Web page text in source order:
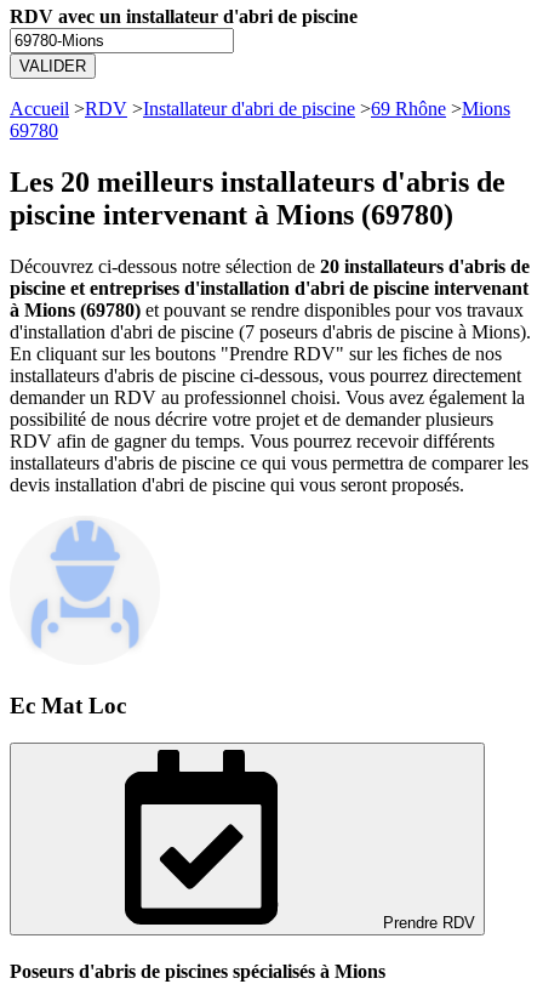
RDV avec un installateur d'abri de piscine
VALIDER
Accueil >RDV >Installateur d'abri de piscine >69 Rhône >Mions
69780
Les 20 meilleurs installateurs d'abris de
piscine intervenant à Mions (69780)
Découvrez ci-dessous notre sélection de 20 installateurs d'abris de
piscine et entreprises d'installation d'abri de piscine intervenant
à Mions (69780) et pouvant se rendre disponibles pour vos travaux
d'installation d'abri de piscine (7 poseurs d'abris de piscine à Mions).
En cliquant sur les boutons "Prendre RDV" sur les fiches de nos
installateurs d'abris de piscine ci-dessous, vous pourrez directement
demander un RDV au professionnel choisi. Vous avez également la
possibilité de nous décrire votre projet et de demander plusieurs
RDV afin de gagner du temps. Vous pourrez recevoir différents
installateurs d'abris de piscine ce qui vous permettra de comparer les
devis installation d'abri de piscine qui vous seront proposés.
Ec Mat Loc
Prendre RDV
Poseurs d'abris de piscines spécialisés à Mions